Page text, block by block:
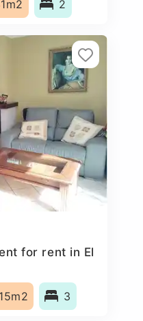
2
for rent in El
3